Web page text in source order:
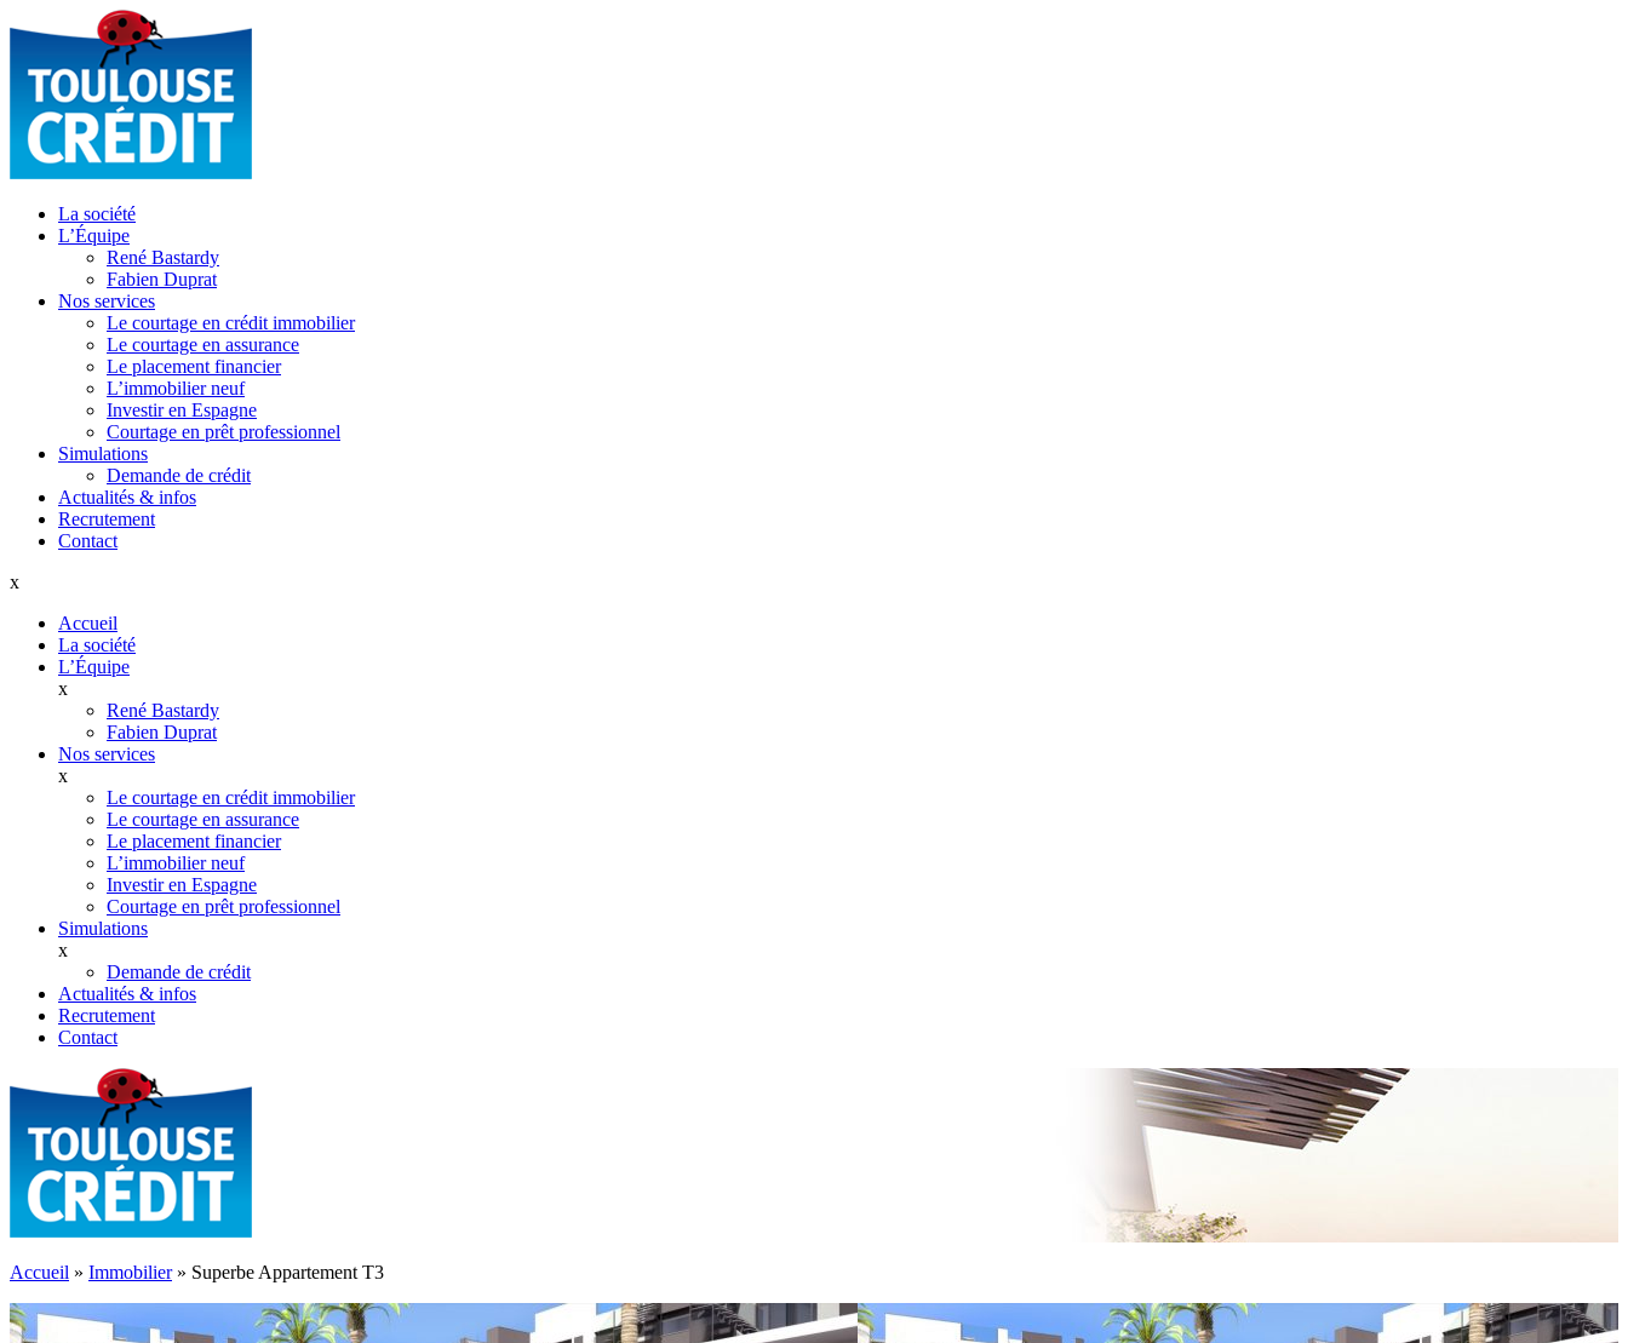
La société
L’Équipe
René Bastardy
Fabien Duprat
Nos services
Le courtage en crédit immobilier
Le courtage en assurance
Le placement financier
L’immobilier neuf
Investir en Espagne
Courtage en prêt professionnel
Simulations
Demande de crédit
Actualités & infos
Recrutement
Contact
x
Accueil
La société
L’Équipe
x
René Bastardy
Fabien Duprat
Nos services
x
Le courtage en crédit immobilier
Le courtage en assurance
Le placement financier
L’immobilier neuf
Investir en Espagne
Courtage en prêt professionnel
Simulations
x
Demande de crédit
Actualités & infos
Recrutement
Contact
Accueil » Immobilier» Superbe Appartement T3